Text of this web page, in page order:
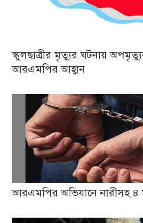
স্কুলছাত্রীর মৃত্যুর ঘটনায়
আরএমপির আহ্বান
আরএমপির অভিযানে নারীসহ ৪